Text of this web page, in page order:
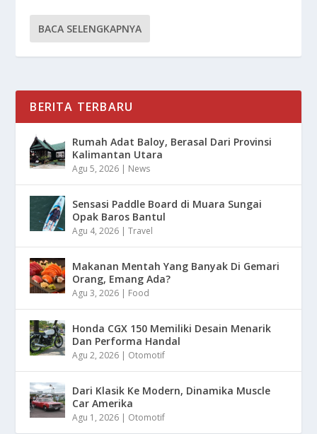
BACA SELENGKAPNYA
BERITA TERBARU
Rumah Adat Baloy, Berasal Dari Provinsi
Kalimantan Utara
Agu 5, 2026 | News
Sensasi Paddle Board di Muara Sungai
Opak Baros Bantul
Agu 4, 2026 |Travel
Makanan Mentah Yang Banyak Di Gemari
Orang, Emang Ada?
Agu 3, 2026 | Food
Honda CGX 150 Memiliki Desain Menarik
Dan Performa Handal
Agu 2, 2026 | Otomotif
Dari Klasik Ke Modern, Dinamika Muscle
Car Amerika
Agu 1, 2026 | Otomotif